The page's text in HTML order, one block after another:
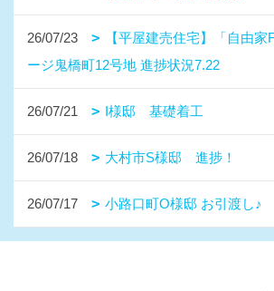
26/07/23
【平屋建売住宅】「自由
ージ鬼橋町12号地 進捗状況7.22
26/07/21 I様邸 基礎着工
26/07/18 大村市S様邸 進捗！
26/07/17 小路口町O様邸 お引渡し♪